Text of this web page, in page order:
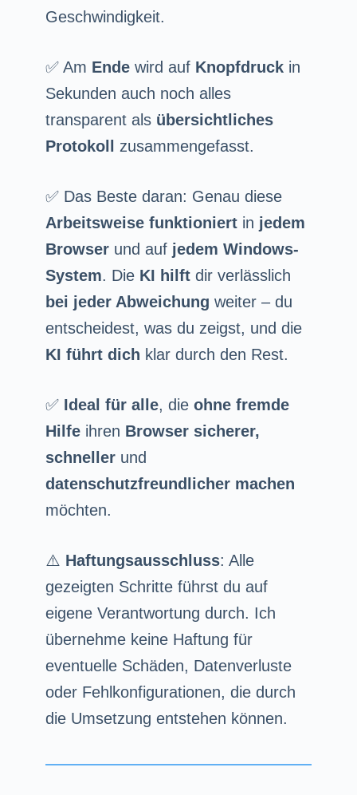
Geschwindigkeit.
✅ Am Ende wird auf Knopfdruck in
Sekunden auch noch alles
transparent als übersichtliches
Protokoll zusammengefasst.
✅ Das Beste daran: Genau diese
Arbeitsweise funktioniert in jedem
Browserund aufjedem Windows-
System. Die KI hilft dir verlässlich
bei jeder Abweichung weiter – du
entscheidest, was du zeigst, und die
KI führt dich klar durch den Rest.
✅ Ideal für alle, die ohne fremde
Hilfeihren Browser sicherer,
schnellerund
datenschutzfreundlicher machen
möchten.
⚠️ Haftungsausschluss: Alle
gezeigten Schritte führst du auf
eigene Verantwortung durch. Ich
übernehme keine Haftung für
eventuelle Schäden, Datenverluste
oder Fehlkonfigurationen, die durch
die Umsetzung entstehen können.